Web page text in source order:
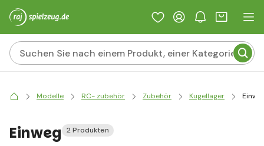
Modelle RC- zubehör Zubehör Kugellager
Einweg 2 Produkten